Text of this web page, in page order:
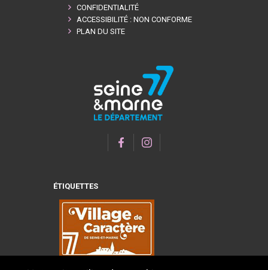
CONFIDENTIALITÉ
ACCESSIBILITÉ : NON CONFORME
PLAN DU SITE
ÉTIQUETTES